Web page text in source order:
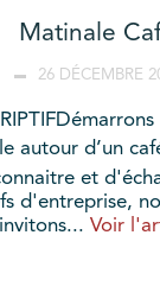
Matinale
26 DÉCEMBRE
autour d’un
et
d'entreprise,
invitons... Voir